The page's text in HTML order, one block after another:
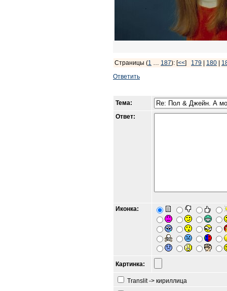
Страницы (1 … 187): [<<] 179 180
Ответить
Тема:
Ответ:
Иконка:
Картинка:
Translit -> кириллица